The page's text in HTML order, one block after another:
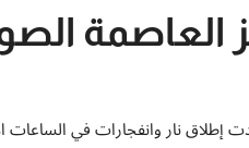
العاصمة
نار وانفجارات في الساعات